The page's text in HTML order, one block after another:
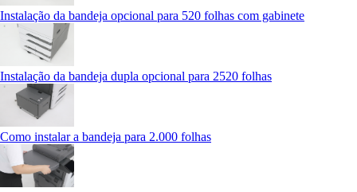
Instalação da bandeja opcional para 520 folhas com gabinete
Instalação da bandeja dupla opcional para 2520 folhas
Como instalar a bandeja para 2.000 folhas